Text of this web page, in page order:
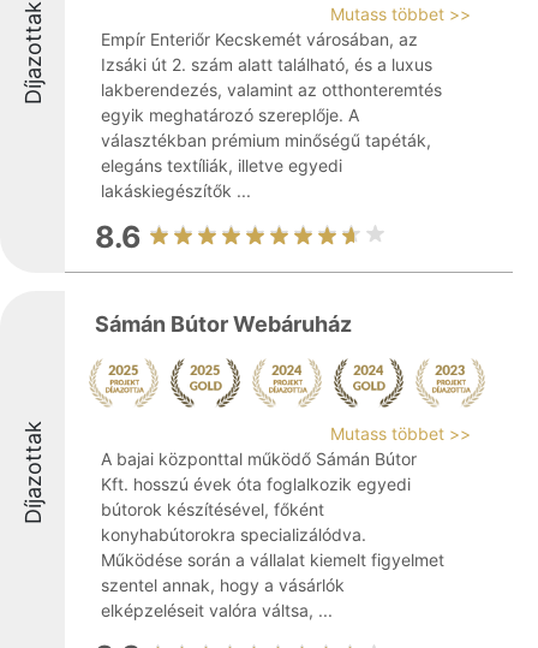
Díjazottak
Mutass többet >>
Empír Enteriőr Kecskemét városában, az
Izsáki út 2. szám alatt található, és a luxus
lakberendezés, valamint az otthonteremtés
egyik meghatározó szereplője. A
választékban prémium minőségű tapéták,
elegáns textíliák, illetve egyedi
lakáskiegészítők ...
8.6
Díjazottak
Sámán Bútor Webáruház
Mutass többet >>
A bajai központtal működő Sámán Bútor
Kft. hosszú évek óta foglalkozik egyedi
bútorok készítésével, főként
konyhabútorokra specializálódva.
Működése során a vállalat kiemelt figyelmet
szentel annak, hogy a vásárlók
elképzeléseit valóra váltsa, ...